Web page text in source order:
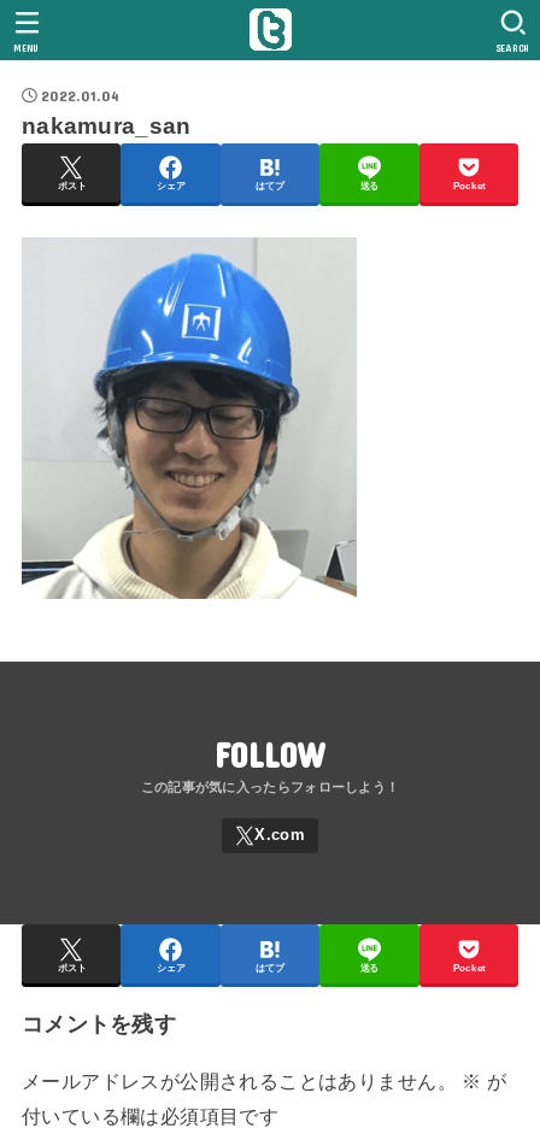
SEARCH
MENU
2022.01.04
nakamura_san
ポスト シェア はてブ 送る Pocket
FOLLOW
ポスト シェア はてブ 送る Pocket
コメントを残す
メールアドレスが公開されることはありません。 ※ が
付いている欄は必須項目です